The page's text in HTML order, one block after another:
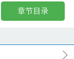
章节目录